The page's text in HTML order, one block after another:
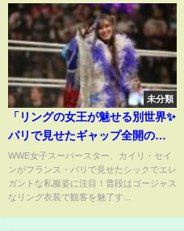
未分類
「リングの女王が魅せる別世界✨
パリで見せたギャップ全開の私
服姿」 #カイリセイン #WWE #
私服ショット
WWE女子スーパースター、カイリ・セイ
ンがフランス・パリで見せたシックでエレ
ガントな私服姿に注目！普段はゴージャス
なリング衣装で観客を魅了す...